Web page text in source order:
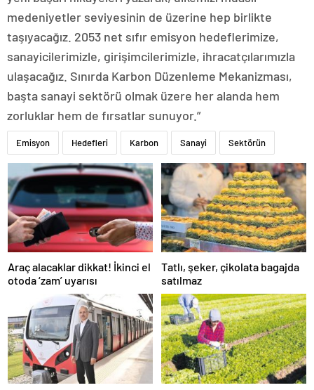
medeniyetler seviyesinin de üzerine hep birlikte
taşıyacağız. 2053 net sıfır emisyon hedeflerimize,
sanayicilerimizle, girişimcilerimizle, ihracatçılarımızla
ulaşacağız. Sınırda Karbon Düzenleme Mekanizması,
başta sanayi sektörü olmak üzere her alanda hem
zorluklar hem de fırsatlar sunuyor.”
Emisyon Hedefleri Karbon Sanayi Sektörün
Araç alacaklar dikkat! İkinci el
otoda ‘zam’ uyarısı
Tatlı, şeker, çikolata bagajda
satılmaz